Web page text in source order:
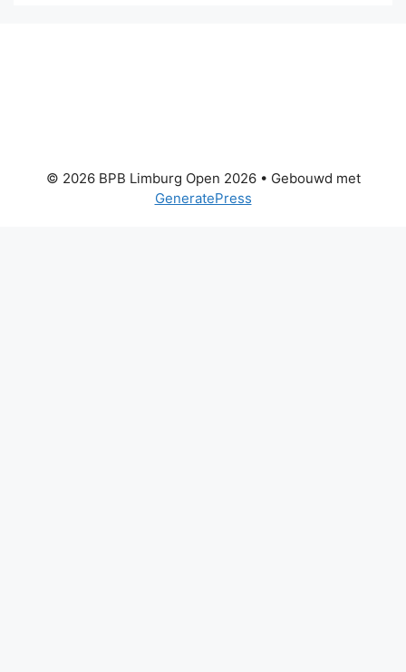
© 2026 BPB Limburg Open 2026• Gebouwd met
GeneratePress